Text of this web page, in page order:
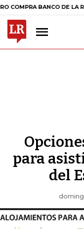
BANCO DE LA REPÚBLICA
para
del